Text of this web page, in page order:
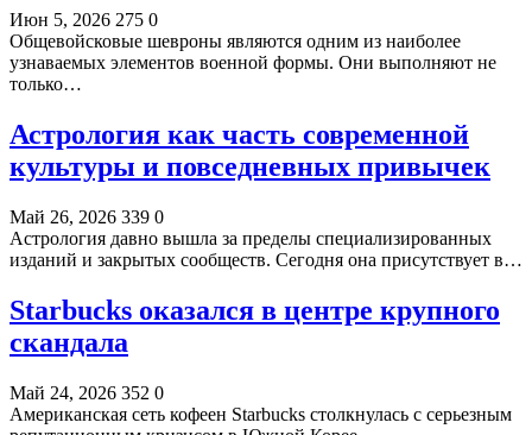
Июн 5, 2026 275 0
Общевойсковые шевроны являются одним из наиболее
узнаваемых элементов военной формы. Они выполняют не
только…
Астрология как часть современной
культуры и повседневных привычек
Май 26, 2026 339 0
Астрология давно вышла за пределы специализированных
изданий и закрытых сообществ. Сегодня она присутствует в…
Starbucks оказался в центре крупного
скандала
Май 24, 2026 352 0
Американская сеть кофеен Starbucks столкнулась с серьезным